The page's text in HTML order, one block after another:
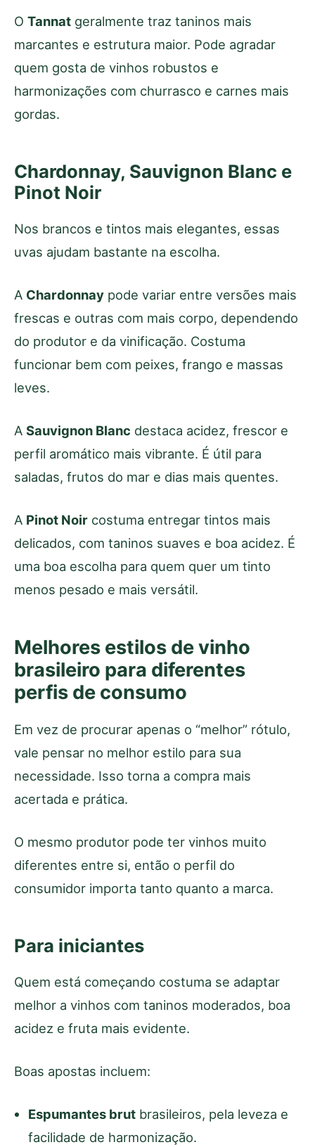
O Tannat geralmente traz taninos mais
marcantes e estrutura maior. Pode agradar
quem gosta de vinhos robustos e
harmonizações com churrasco e carnes mais
gordas.
Chardonnay, Sauvignon Blanc e
Pinot Noir
Nos brancos e tintos mais elegantes, essas
uvas ajudam bastante na escolha.
A Chardonnay pode variar entre versões mais
frescas e outras com mais corpo, dependendo
do produtor e da vinificação. Costuma
funcionar bem com peixes, frango e massas
leves.
A Sauvignon Blanc destaca acidez, frescor e
perfil aromático mais vibrante. É útil para
saladas, frutos do mar e dias mais quentes.
A Pinot Noir costuma entregar tintos mais
delicados, com taninos suaves e boa acidez. É
uma boa escolha para quem quer um tinto
menos pesado e mais versátil.
Melhores estilos de vinho
brasileiro para diferentes
perfis de consumo
Em vez de procurar apenas o “melhor” rótulo,
vale pensar no melhor estilo para sua
necessidade. Isso torna a compra mais
acertada e prática.
O mesmo produtor pode ter vinhos muito
diferentes entre si, então o perfil do
consumidor importa tanto quanto a marca.
Para iniciantes
Quem está começando costuma se adaptar
melhor a vinhos com taninos moderados, boa
acidez e fruta mais evidente.
Boas apostas incluem:
Espumantes brut brasileiros, pela leveza e
facilidade de harmonização.